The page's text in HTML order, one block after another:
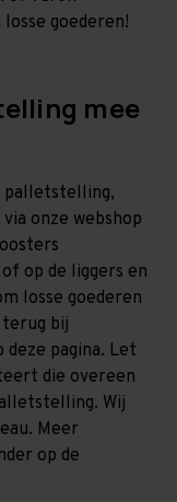
goederen!
mee
palletstelling,
onze webshop
op de liggers en
losse goederen
bij
pagina. Let
die overeen
Wij
Meer
op de